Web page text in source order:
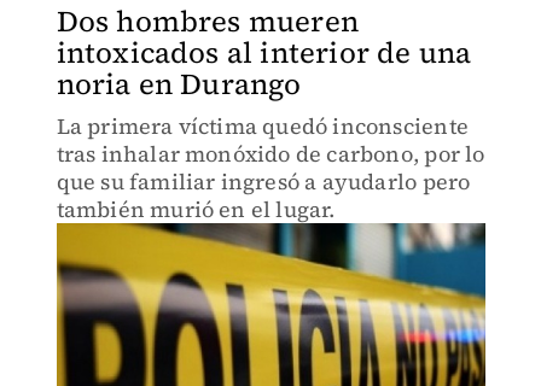
Dos hombres mueren
intoxicados al interior de una
noria en Durango
La primera víctima quedó inconsciente
tras inhalar monóxido de carbono, por lo
que su familiar ingresó a ayudarlo pero
también murió en el lugar.